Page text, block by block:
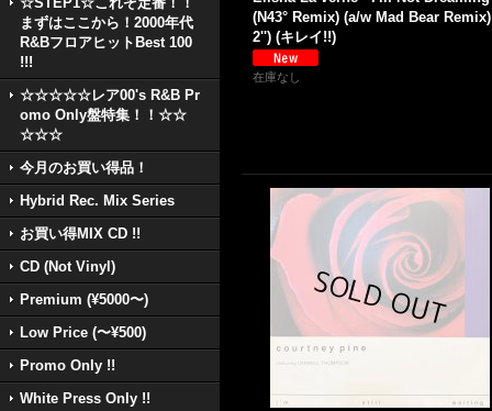
まずはここから！2000年代
R&BフロアヒットBest 100
!!!
☆☆☆☆☆レア00's R&B Pr
omo Only盤特集！！☆☆
☆☆☆
今月のお買い得品！
Hybrid Rec. Mix Series
お買い得MIX CD !!
CD (Not Vinyl)
Premium (¥5000〜)
Low Price (〜¥500)
Promo Only !!
White Press Only !!
(N43° Remix) (a/w Mad Bear
2'') (キレイ!!)
在庫なし